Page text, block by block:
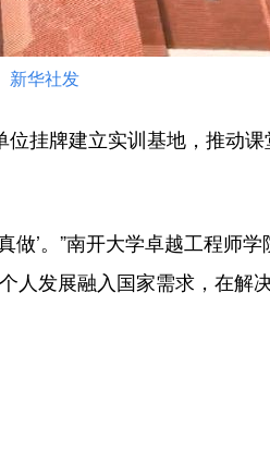
新华社发
挂牌建立实训基地，推动
’。”南开大学卓越工程师学
人发展融入国家需求，在解